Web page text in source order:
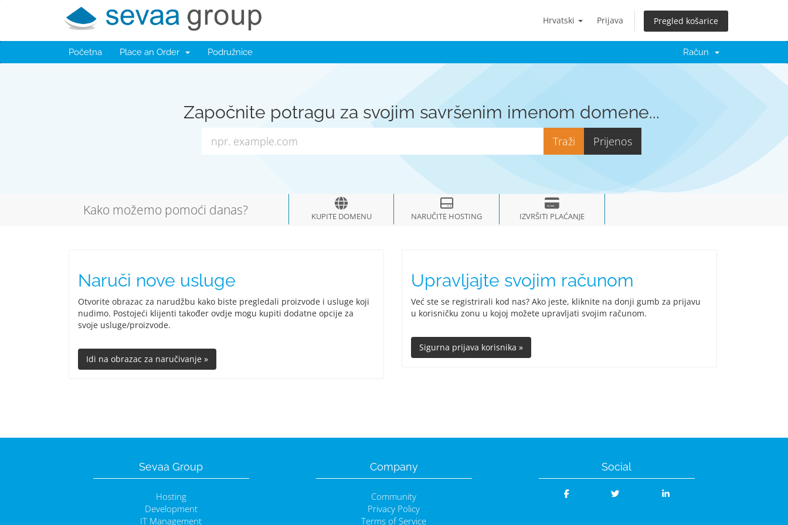
Hrvatski Prijava Pregled košarice
Početna Place an Order Podružnice Račun
Započnite potragu za svojim savršenim imenom domene...
Kako možemo pomoći danas? KUPITE DOMENU NARUČITE HOSTING IZVRŠITI PLAĆANJE
Naruči nove usluge
Otvorite obrazac za narudžbu kako biste pregledali proizvode i usluge koji
nudimo. Postojeći klijenti također ovdje mogu kupiti dodatne opcije za
svoje usluge/proizvode.
Upravljajte svojim računom
Već ste se registrirali kod nas? Ako jeste, kliknite na donji gumb za prijavu
u korisničku zonu u kojoj možete upravljati svojim računom.
Sevaa Group
Hosting
Development
IT Management
Company
Community
Privacy Policy
Terms of Service
Social